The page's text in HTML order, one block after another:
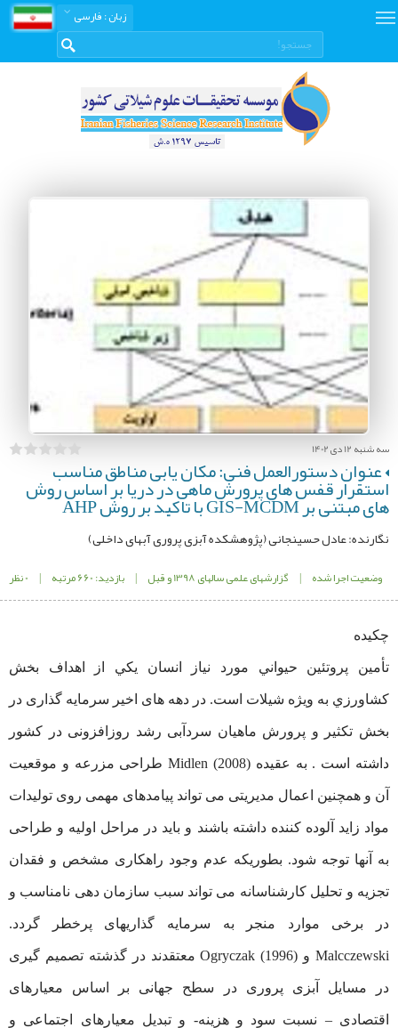
زبان: فارسی
سه شنبه 12 دی 1402
عنوان دستورالعمل فنی: مکان یابی مناطق مناسب
استقرار قفس های پرورش ماهی در دریا بر اساس روش
های مبتنی بر GIS-MCDM با تاکید بر روش AHP
نگارنده: عادل حسینجانی (پژوهشکده آبزی پروری آبهای داخلی)
وضعیت اجرا شده | گزارشهای علمی سالهای 1398 و قبل | بازدید: 660 مرتبه | 0 نظر
چکیده
تأمين پروتئين حيواني مورد نياز انسان يكي از اهداف بخش
كشاورزي به ویژه شیلات است. در دهه های اخیر سرمایه گذاری در
بخش تکثیر و پرورش ماهیان سردآبی رشد روزافزونی در کشور
داشته است . به عقیده Midlen (2008) طراحی مزرعه و موقعیت
آن و همچنین اعمال مدیریتی می تواند پیامدهای مهمی روی تولیدات
مواد زاید آلوده کننده داشته باشند و باید در مراحل اولیه و طراحی
به آنها توجه شود. بطوریکه عدم وجود راهکاری مشخص و فقدان
تجزیه و تحلیل کارشناسانه می تواند سبب سازمان دهی نامناسب و
در برخی موارد منجر به سرمایه گذاریهای پرخطر گردد.
Malcczewski و Ogryczak (1996) معتقدند در گذشته تصمیم گیری
در مسایل آبزی پروری در سطح جهانی بر اساس معیارهای
اقتصادی – نسبت سود و هزینه- و تبدیل معیارهای اجتماعی و